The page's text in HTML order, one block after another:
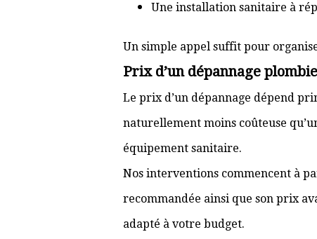
Une installation sanitaire à
Un simple appel suffit pour
Prix d’un dépannage
Le prix d’un dépannage dépend
naturellement moins coûteuse
équipement sanitaire.
Nos interventions commencent à
recommandée ainsi que son prix
adapté à votre budget.